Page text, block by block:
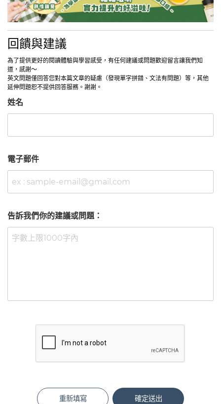
回饋與建議
為了提供更好的閱讀體驗與學習感受，有任何建議或問題歡迎留言讓我們知
道，感謝～
英文問題僅回答您對本篇文章的疑慮（發現單字拼錯、文法有問題）等，其他
延伸問題恕不提供回答服務。謝謝。
姓名
電子郵件
告訴我們你的建議或問題：
重新填寫 確定送出